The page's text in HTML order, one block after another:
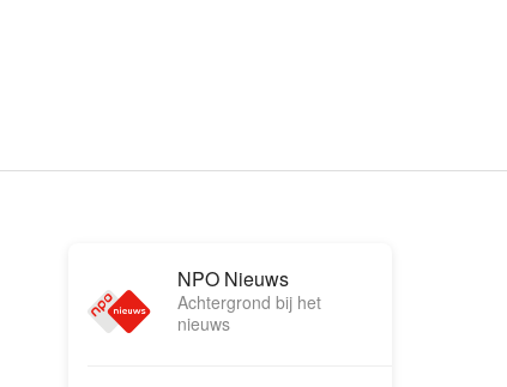
NPO Nieuws
Achtergrond bij het
nieuws